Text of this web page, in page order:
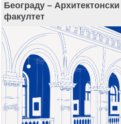
Београду – Архитектонски
факултет